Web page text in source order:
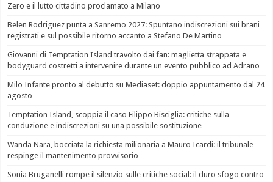
Zero e il lutto cittadino proclamato a Milano
Belen Rodriguez punta a Sanremo 2027: Spuntano indiscrezioni sui brani
registrati e sul possibile ritorno accanto a Stefano De Martino
Giovanni di Temptation Island travolto dai fan: maglietta strappata e
bodyguard costretti a intervenire durante un evento pubblico ad Adrano
Milo Infante pronto al debutto su Mediaset: doppio appuntamento dal 24
agosto
Temptation Island, scoppia il caso Filippo Bisciglia: critiche sulla
conduzione e indiscrezioni su una possibile sostituzione
Wanda Nara, bocciata la richiesta milionaria a Mauro Icardi: il tribunale
respinge il mantenimento provvisorio
Sonia Bruganelli rompe il silenzio sulle critiche social: il duro sfogo contro